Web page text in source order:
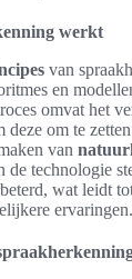
werkt
van
en
omvat het
deze om te
van
de technologie
wat leidt
ervaringen.